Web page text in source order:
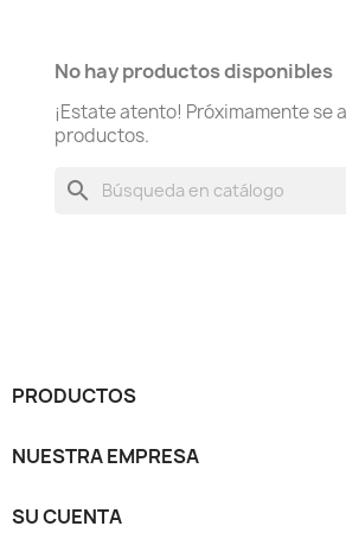
No hay productos disponibles
¡Estate atento! Próximamente se
productos.
search
PRODUCTOS
NUESTRA EMPRESA
SU CUENTA